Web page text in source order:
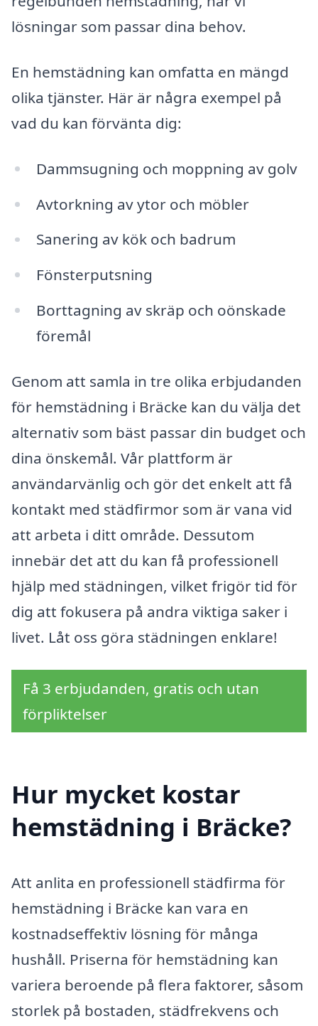
lösningar som passar dina behov.
En hemstädning kan omfatta en mängd
olika tjänster. Här är några exempel på
vad du kan förvänta dig:
Dammsugning och moppning av golv
Avtorkning av ytor och möbler
Sanering av kök och badrum
Fönsterputsning
Borttagning av skräp och oönskade
föremål
Genom att samla in tre olika erbjudanden
för hemstädning i Bräcke kan du välja det
alternativ som bäst passar din budget och
dina önskemål. Vår plattform är
användarvänlig och gör det enkelt att få
kontakt med städfirmor som är vana vid
att arbeta i ditt område. Dessutom
innebär det att du kan få professionell
hjälp med städningen, vilket frigör tid för
dig att fokusera på andra viktiga saker i
livet. Låt oss göra städningen enklare!
Få 3 erbjudanden, gratis och utan
förpliktelser
Hur mycket kostar
hemstädning i Bräcke?
Att anlita en professionell städfirma för
hemstädning i Bräcke kan vara en
kostnadseffektiv lösning för många
hushåll. Priserna för hemstädning kan
variera beroende på flera faktorer, såsom
storlek på bostaden, städfrekvens och